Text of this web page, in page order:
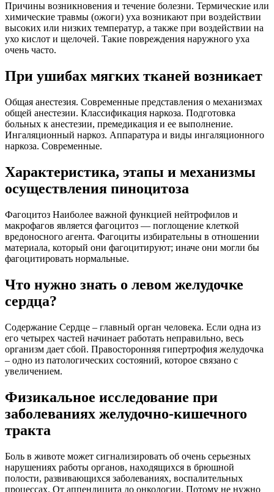
Причины возникновения и течение болезни. Термические или
химические травмы (ожоги) уха возникают при воздействии
высоких или низких температур, а также при воздействии на
ухо кислот и щелочей. Такие повреждения наружного уха
очень часто.
При ушибах мягких тканей возникает
Общая анестезия. Современные представления о механизмах
общей анестезии. Классификация наркоза. Подготовка
больных к анестезии, премедикация и ее выполнение.
Ингаляционный наркоз. Аппаратура и виды ингаляционного
наркоза. Современные.
Характеристика, этапы и механизмы
осуществления пиноцитоза
Фагоцитоз Наиболее важной функцией нейтрофилов и
макрофагов является фагоцитоз — поглощение клеткой
вредоносного агента. Фагоциты избирательны в отношении
материала, который они фагоцитируют; иначе они могли бы
фагоцитировать нормальные.
Что нужно знать о левом желудочке
сердца?
Содержание Сердце – главный орган человека. Если одна из
его четырех частей начинает работать неправильно, весь
организм дает сбой. Правосторонняя гипертрофия желудочка
– одно из патологических состояний, которое связано с
увеличением.
Физикальное исследование при
заболеваниях желудочно-кишечного
тракта
Боль в животе может сигнализировать об очень серьезных
нарушениях работы органов, находящихся в брюшной
полости, развивающихся заболеваниях, воспалительных
процессах. От аппендицита до онкологии. Потому не нужно